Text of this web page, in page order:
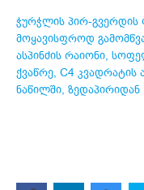
ჭურჭლის პირ-
მოყავისფროდ
ასპინძის რაიონი,
ქვაწრე, C4
ნაწილში, ზედაპირიდან